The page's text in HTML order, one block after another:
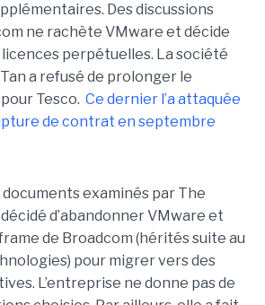
Des discussions
ne rachète VMware et décide
perpétuelles. La société
a refusé de prolonger le
Tesco. Ce dernier l’a attaquée
de contrat en septembre
documents examinés par The
d’abandonner VMware et
de Broadcom (hérités suite au
pour migrer vers des
L’entreprise ne donne pas de